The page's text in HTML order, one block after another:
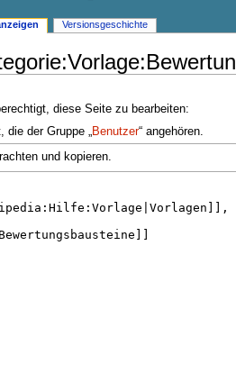
diese Seite zu bearbeiten:
die der Gruppe „Benutzer“ angehören.
und kopieren.
Versionsgeschichte